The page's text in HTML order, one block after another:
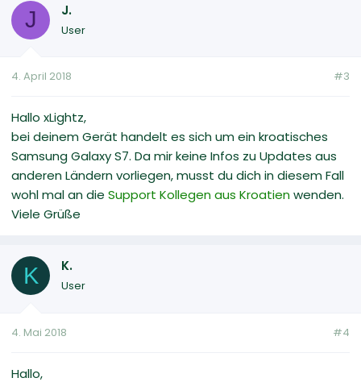
J J.
User
4. April 2018 #3
Hallo xLightz,
bei deinem Gerät handelt es sich um ein kroatisches
Samsung Galaxy S7. Da mir keine Infos zu Updates aus
anderen Ländern vorliegen, musst du dich in diesem Fall
wohl mal an die Support Kollegen aus Kroatien wenden.
Viele Grüße
K K.
User
4. Mai 2018 #4
Hallo,